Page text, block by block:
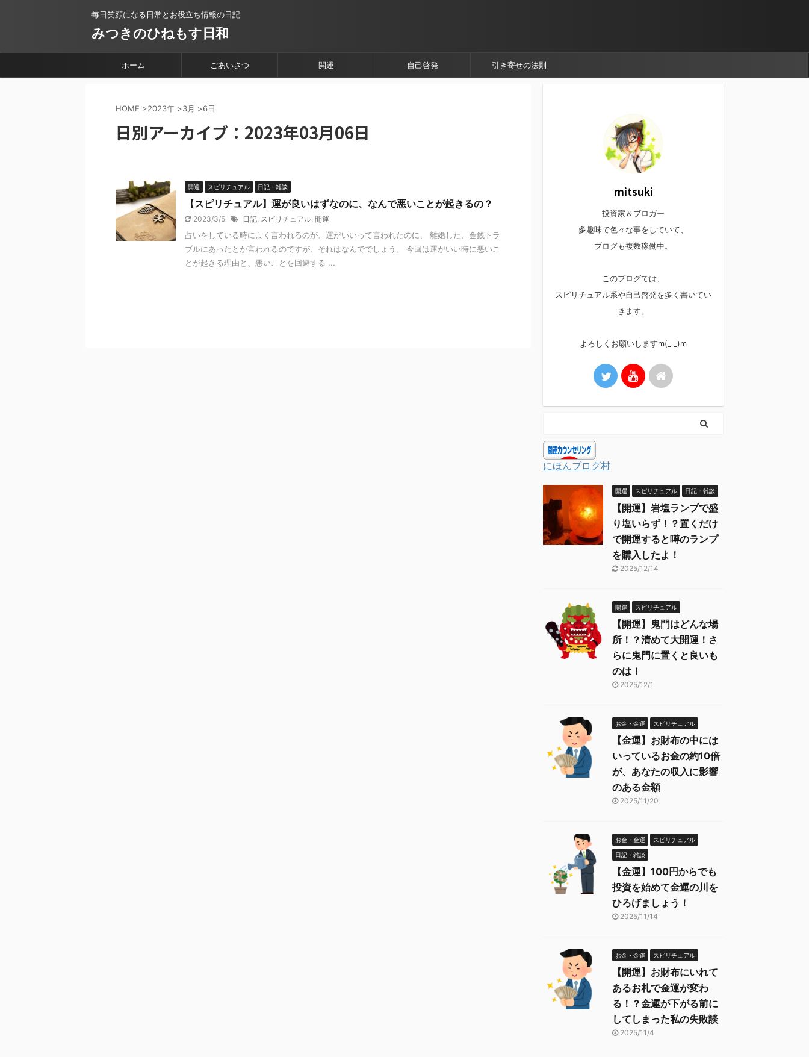
毎日笑顔になる日常とお役立ち情報の日記
みつきのひねもす日和
ホーム ごあいさつ 開運 自己啓発 引き寄せの法則
HOME >2023年 >3月 >6日
日別アーカイブ：2023年03月06日
開運 スピリチュアル 日記・雑談
【スピリチュアル】運が良いはずなのに、なんで悪いことが起きるの？
2023/3/5 日記, スピリチュアル, 開運
占いをしている時によく言われるのが、運がいいって言われたのに、 離婚した、金銭トラ
ブルにあったとか言われるのですが、それはなんででしょう。 今回は運がいい時に悪いこ
とが起きる理由と、悪いことを回避する ...
mitsuki
投資家＆ブロガー
多趣味で色々な事をしていて、
ブログも複数稼働中。
このブログでは、
スピリチュアル系や自己啓発を多く書いてい
きます。
よろしくお願いしますm(_ _)m
にほんブログ村
開運 スピリチュアル 日記・雑談
【開運】岩塩ランプで盛
り塩いらず！？置くだけ
で開運すると噂のランプ
を購入したよ！
2025/12/14
開運 スピリチュアル
【開運】鬼門はどんな場
所！？清めて大開運！さ
らに鬼門に置くと良いも
のは！
2025/12/1
お金・金運 スピリチュアル
【金運】お財布の中には
いっているお金の約10倍
が、あなたの収入に影響
のある金額
2025/11/20
お金・金運 スピリチュアル
日記・雑談
【金運】100円からでも
投資を始めて金運の川を
ひろげましょう！
2025/11/14
お金・金運 スピリチュアル
【開運】お財布にいれて
あるお札で金運が変わ
る！？金運が下がる前に
してしまった私の失敗談
2025/11/4